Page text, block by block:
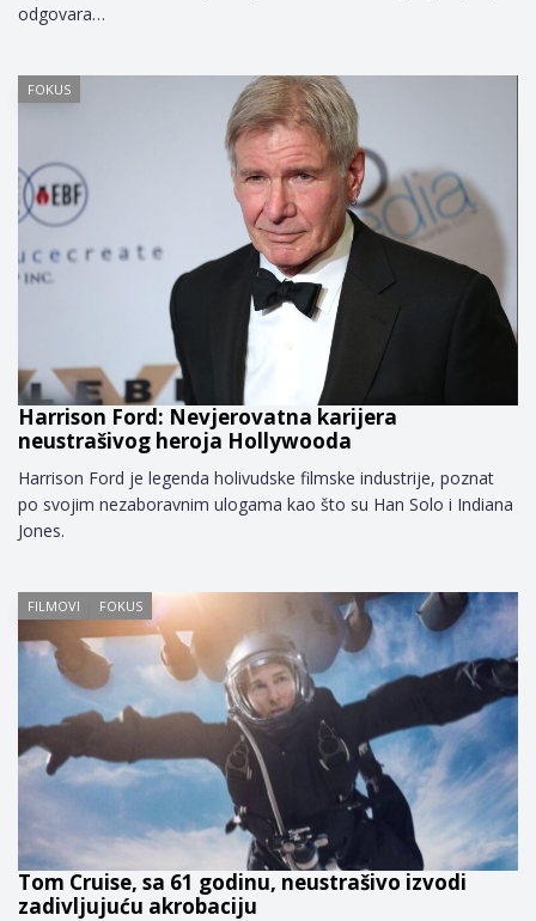
odgovara…
FOKUS
Harrison Ford: Nevjerovatna karijera
neustrašivog heroja Hollywooda
Harrison Ford je legenda holivudske filmske industrije, poznat
po svojim nezaboravnim ulogama kao što su Han Solo i Indiana
Jones.
FILMOVI FOKUS
Tom Cruise, sa 61 godinu, neustrašivo izvodi
zadivljujuću akrobaciju